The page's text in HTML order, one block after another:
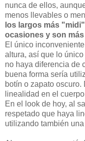
nunca de ellos,
menos llevables o
los largos más
ocasiones y son
El único
altura, así que lo
no haya diferencia de
buena forma sería
botín o zapato
linealidad en el
En el look de hoy, al
respetado que haya
utilizando también